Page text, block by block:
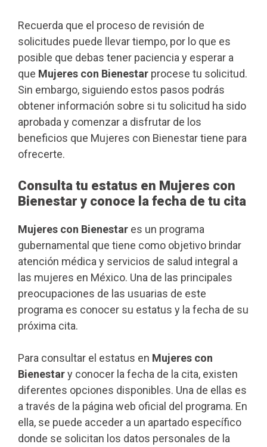
Recuerda que el proceso de revisión de
solicitudes puede llevar tiempo, por lo que es
posible que debas tener paciencia y esperar a
que Mujeres con Bienestar procese tu solicitud.
Sin embargo, siguiendo estos pasos podrás
obtener información sobre si tu solicitud ha sido
aprobada y comenzar a disfrutar de los
beneficios que Mujeres con Bienestar tiene para
ofrecerte.
Consulta tu estatus en Mujeres con
Bienestar y conoce la fecha de tu cita
Mujeres con Bienestar es un programa
gubernamental que tiene como objetivo brindar
atención médica y servicios de salud integral a
las mujeres en México. Una de las principales
preocupaciones de las usuarias de este
programa es conocer su estatus y la fecha de su
próxima cita.
Para consultar el estatus en Mujeres con
Bienestary conocer la fecha de la cita, existen
diferentes opciones disponibles. Una de ellas es
a través de la página web oficial del programa. En
ella, se puede acceder a un apartado específico
donde se solicitan los datos personales de la